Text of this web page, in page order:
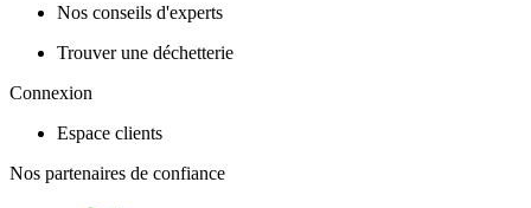
Nos conseils d'experts
Trouver une déchetterie
Connexion
Espace clients
Nos partenaires de confiance